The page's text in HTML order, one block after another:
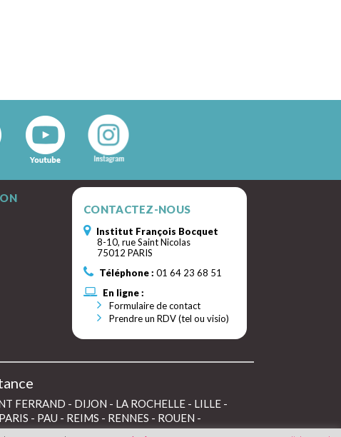
CONTACTEZ-NOUS
Institut François Bocquet
8-10, rue Saint Nicolas
75012 PARIS
Téléphone : 01 64 23 68 51
En ligne :
Formulaire de contact
Prendre un RDV (tel ou visio)
FERRAND - DIJON - LA ROCHELLE - LILLE -
PARIS - PAU - REIMS - RENNES - ROUEN -